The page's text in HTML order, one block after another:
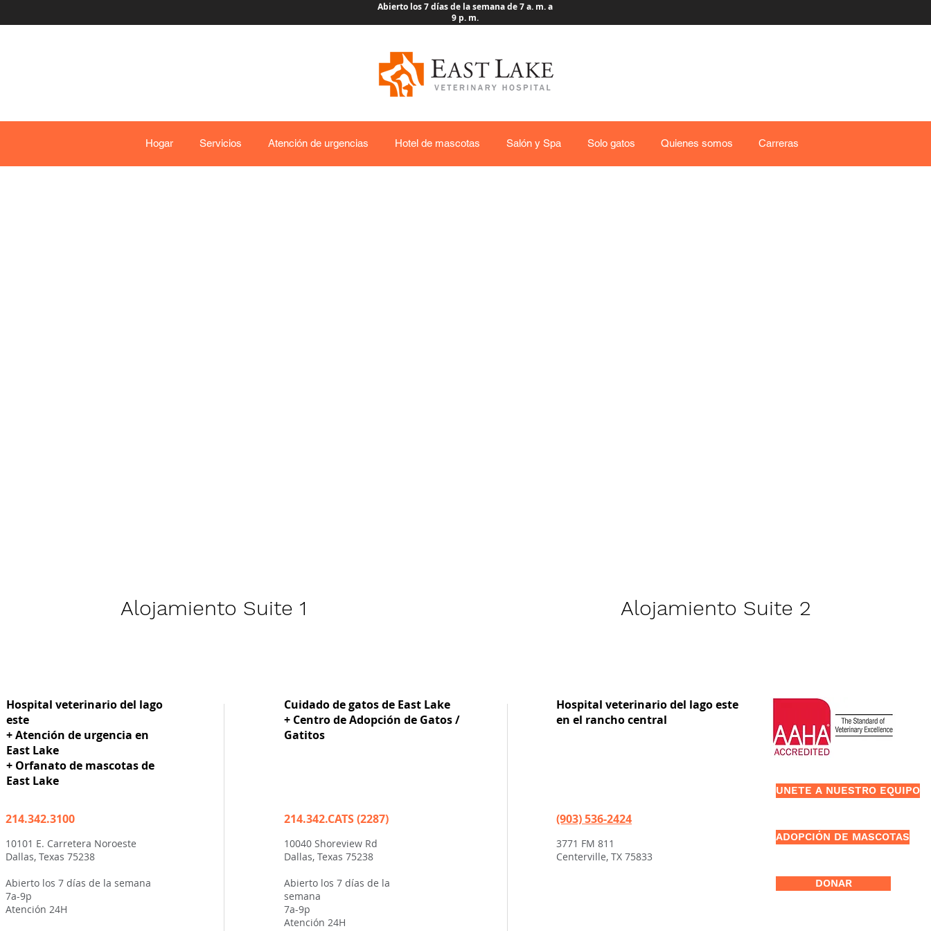
Abierto los 7 días de la semana de 7 a. m. a
9 p. m.
Hogar Servicios Atención de urgencias Hotel de mascotas Salón y Spa Solo gatos Quienes somos Carreras
Alojamiento Suite 1 Alojamiento Suite 2
Hospital veterinario del lago
este
+ Atención de urgencia en
East Lake
+ Orfanato de mascotas de
East Lake
214.342.3100
10101 E. Carretera Noroeste
Dallas, Texas 75238
Abierto los 7 días de la semana
7a-9p
Atención 24H
Cuidado de gatos de East Lake
+ Centro de Adopción de Gatos /
Gatitos
214.342.CATS (2287)
10040 Shoreview Rd
Dallas, Texas 75238
Abierto los 7 días de la
semana
7a-9p
Atención 24H
Hospital veterinario del lago este
en el rancho central
(903) 536-2424
3771 FM 811
Centerville, TX 75833
UNETE A NUESTRO EQUIPO
ADOPCIÓN DE MASCOTAS
DONAR